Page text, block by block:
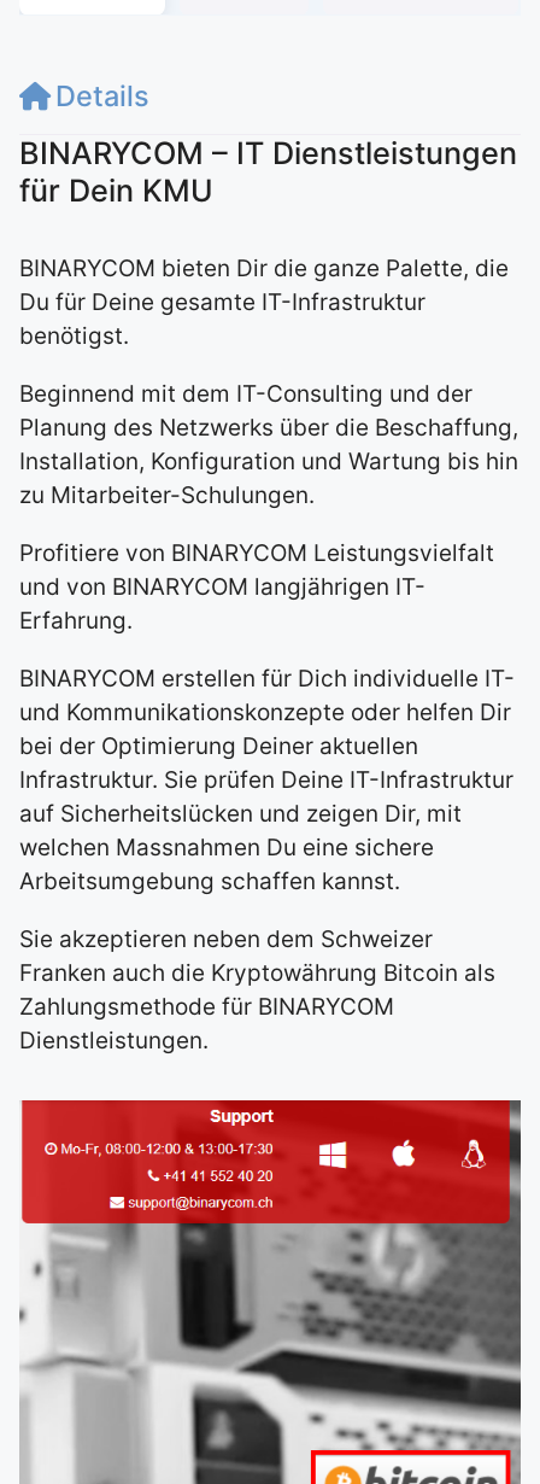
Details
BINARYCOM – IT Dienstleistungen
für Dein KMU
BINARYCOM bieten Dir die ganze Palette, die
Du für Deine gesamte IT-Infrastruktur
benötigst.
Beginnend mit dem IT-Consulting und der
Planung des Netzwerks über die Beschaffung,
Installation, Konfiguration und Wartung bis hin
zu Mitarbeiter-Schulungen.
Profitiere von BINARYCOM Leistungsvielfalt
und von BINARYCOM langjährigen IT-
Erfahrung.
BINARYCOM erstellen für Dich individuelle IT-
und Kommunikationskonzepte oder helfen Dir
bei der Optimierung Deiner aktuellen
Infrastruktur. Sie prüfen Deine IT-Infrastruktur
auf Sicherheitslücken und zeigen Dir, mit
welchen Massnahmen Du eine sichere
Arbeitsumgebung schaffen kannst.
Sie akzeptieren neben dem Schweizer
Franken auch die Kryptowährung Bitcoin als
Zahlungsmethode für BINARYCOM
Dienstleistungen.